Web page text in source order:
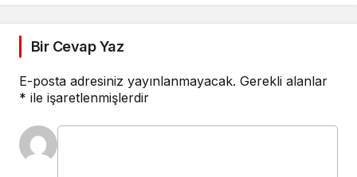
Bir Cevap Yaz
E-posta adresiniz yayınlanmayacak. Gerekli alanlar
* ile işaretlenmişlerdir